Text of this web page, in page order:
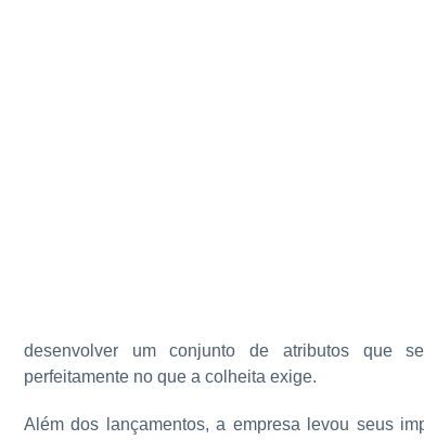
desenvolver um conjunto de atributos que
perfeitamente no que a colheita exige.
Além dos lançamentos, a empresa levou seus